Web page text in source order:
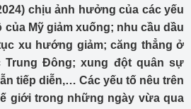
chịu ảnh hưởng của các yếu
Mỹ giảm xuống; nhu cầu dầu
xu hướng giảm; căng thẳng ở
Đông; xung đột quân sự
tiếp diễn,… Các yếu tố nêu trên
giới trong những ngày vừa qua